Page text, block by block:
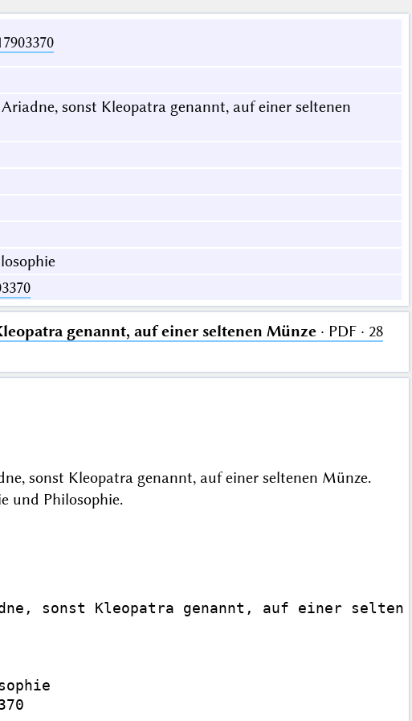
sonst Kleopatra genannt, auf einer seltenen
genannt, auf einer seltenen Münze· PDF · 28
sonst Kleopatra genannt, auf einer seltenen Münze.
und Philosophie.
sonst Kleopatra genannt, auf einer